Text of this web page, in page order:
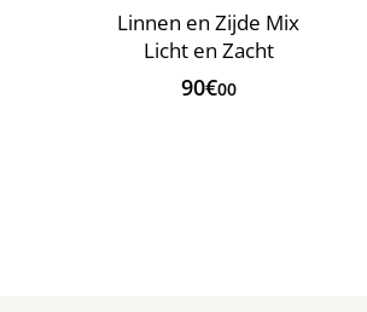
Linnen en Zijde Mix
Licht en Zacht
90€00